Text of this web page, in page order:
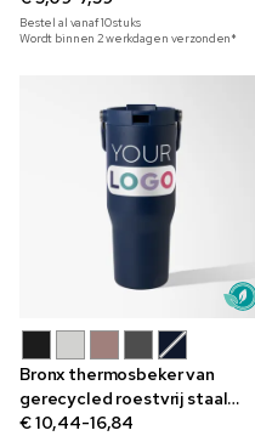
Bestel al vanaf10stuks
Wordt binnen 2 werkdagen verzonden*
Bronx thermosbeker van
gerecycled roestvrij staal
900 ml
€ 10,44-16,84